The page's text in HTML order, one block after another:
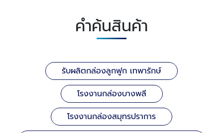
คำค้นสินค้า
รับผลิตกล่องลูกฟูก เทพารักษ์
โรงงานกล่องบางพลี
โรงงานกล่องสมุทรปราการ